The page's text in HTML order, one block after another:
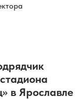
в Ярославле